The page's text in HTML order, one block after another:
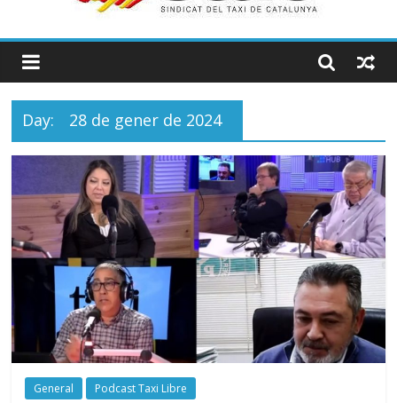
Programa de Radio TAXI LIBRE 22.07.2026 en COOLTURA FM.
Day: 28 de gener de 2024
General Podcast Taxi Libre